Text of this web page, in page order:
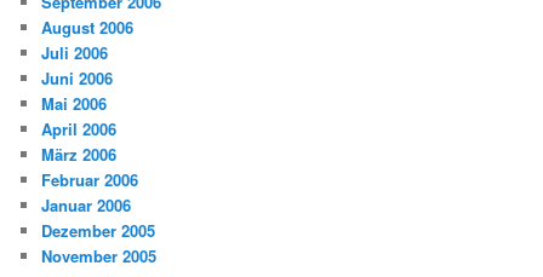
August 2006
Juli 2006
Juni 2006
Mai 2006
April 2006
März 2006
Februar 2006
Januar 2006
Dezember 2005
November 2005